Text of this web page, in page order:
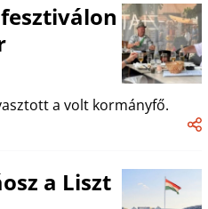
a volt kormányfő.
a Liszt